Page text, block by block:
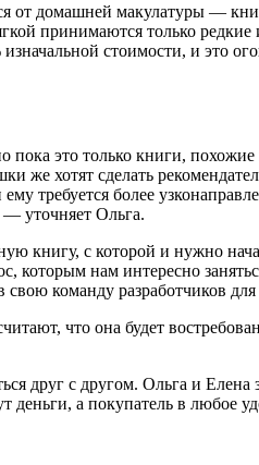
от домашней макулатуры —
принимаются только редкие
стоимости, и это
пока это только книги,
же хотят сделать
требуется более
— уточняет Ольга.
книгу, с которой и нужно
которым нам интересно
команду разработчиков для
что она будет
друг с другом. Ольга и Елена
а покупатель в любое